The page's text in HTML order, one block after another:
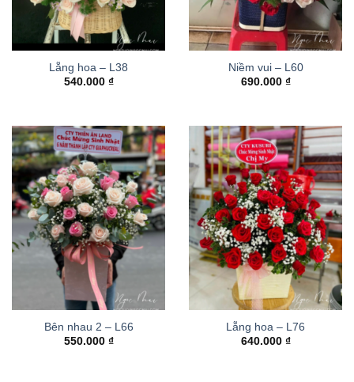
Lẵng hoa – L38
540.000 ₫
Niềm vui – L60
690.000 ₫
Bên nhau 2 – L66
550.000 ₫
Lẵng hoa – L76
640.000 ₫